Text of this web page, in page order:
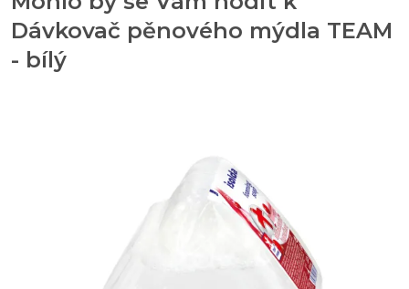
Dávkovač pěnového mýdla TEAM
- bílý